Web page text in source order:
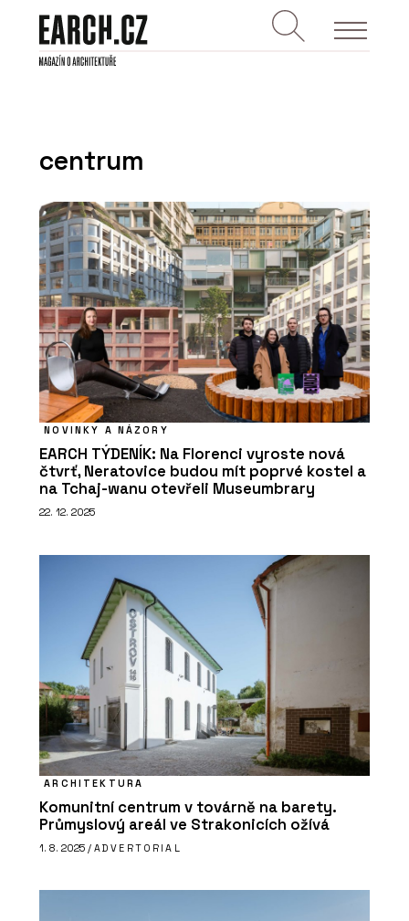
centrum
NOVINKY A NÁZORY
EARCH TÝDENÍK: Na Florenci vyroste nová
čtvrť, Neratovice budou mít poprvé kostel a
na Tchaj-wanu otevřeli Museumbrary
22. 12. 2025
ARCHITEKTURA
Komunitní centrum v továrně na barety.
Průmyslový areál ve Strakonicích ožívá
1. 8. 2025 / ADVERTORIAL